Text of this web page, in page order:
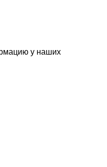
у наших